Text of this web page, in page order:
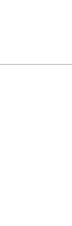
Data 360
Das Digital Wallet
Schreiben von